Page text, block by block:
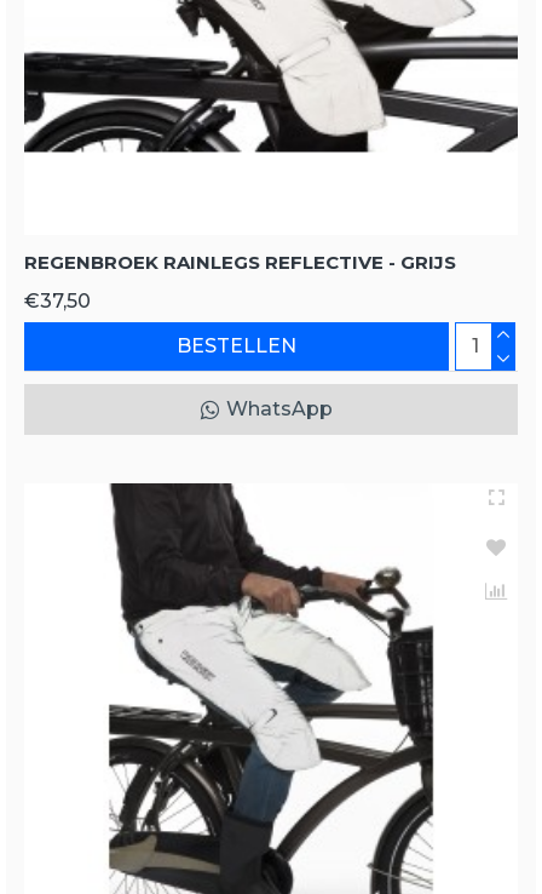
REGENBROEK RAINLEGS REFLECTIVE - GRIJS
€37,50
BESTELLEN
WhatsApp